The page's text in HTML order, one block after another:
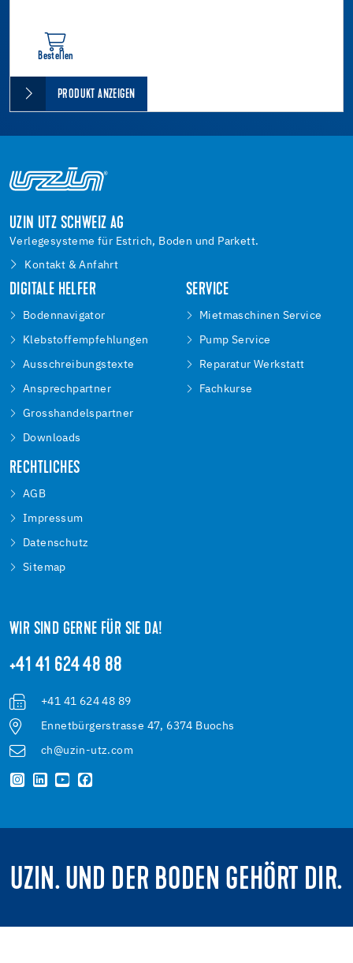
Bestellen
PRODUKT ANZEIGEN
UZIN UTZ SCHWEIZ AG
Verlegesysteme für Estrich, Boden und Parkett.
Kontakt & Anfahrt
DIGITALE HELFER
Bodennavigator
Klebstoffempfehlungen
Ausschreibungstexte
Ansprechpartner
Grosshandelspartner
Downloads
SERVICE
Mietmaschinen Service
Pump Service
Reparatur Werkstatt
Fachkurse
RECHTLICHES
AGB
Impressum
Datenschutz
Sitemap
WIR SIND GERNE FÜR SIE DA!
+41 41 624 48 88
+41 41 624 48 89
Ennetbürgerstrasse 47, 6374 Buochs
ch@uzin-utz.com
UZIN. UND DER BODEN GEHÖRT DIR.